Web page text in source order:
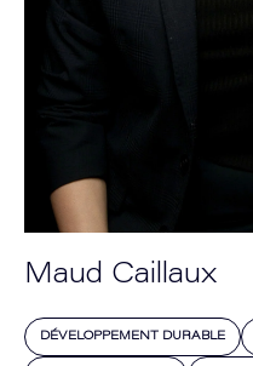
Maud Caillaux
DÉVELOPPEMENT DURABLE